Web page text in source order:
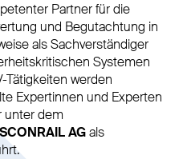
Partner für die
und Begutachtung in
als Sachverständiger
Systemen
Tätigkeiten werden
Expertinnen und Experten
unter dem
AGals